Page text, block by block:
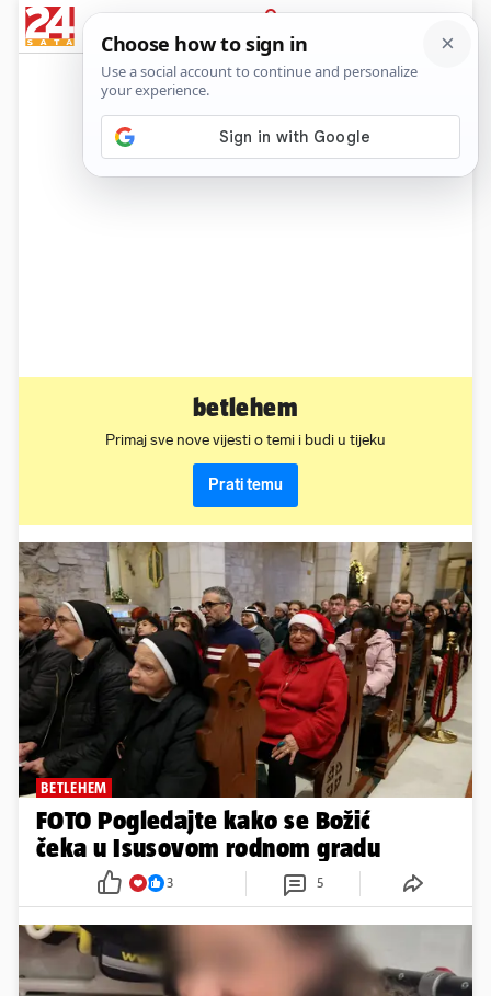
PRIJAVA
News
betlehem
Primaj sve nove vijesti o temi i budi u tijeku
Prati temu
BETLEHEM
FOTO Pogledajte kako se Božić
čeka u Isusovom rodnom gradu
3 5